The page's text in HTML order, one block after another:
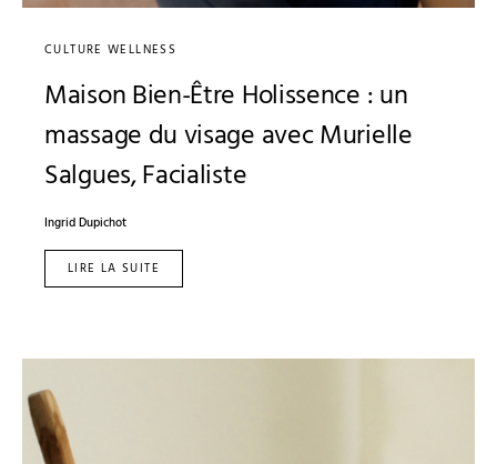
CULTURE WELLNESS
Maison Bien-Être Holissence : un
massage du visage avec Murielle
Salgues, Facialiste
Ingrid Dupichot
LIRE LA SUITE